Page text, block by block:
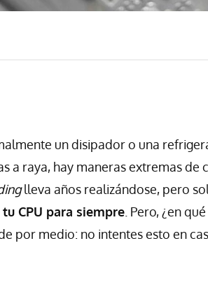
un disipador o una
a raya, hay maneras extremas
lleva años realizándose, pero
CPU para siempre . Pero, ¿en
por medio: no intentes esto en